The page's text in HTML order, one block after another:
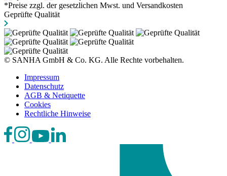
*Preise zzgl. der gesetzlichen Mwst. und Versandkosten
Geprüfte Qualität
© SANHA GmbH & Co. KG. Alle Rechte vorbehalten.
Impressum
Datenschutz
AGB & Netiquette
Cookies
Rechtliche Hinweise